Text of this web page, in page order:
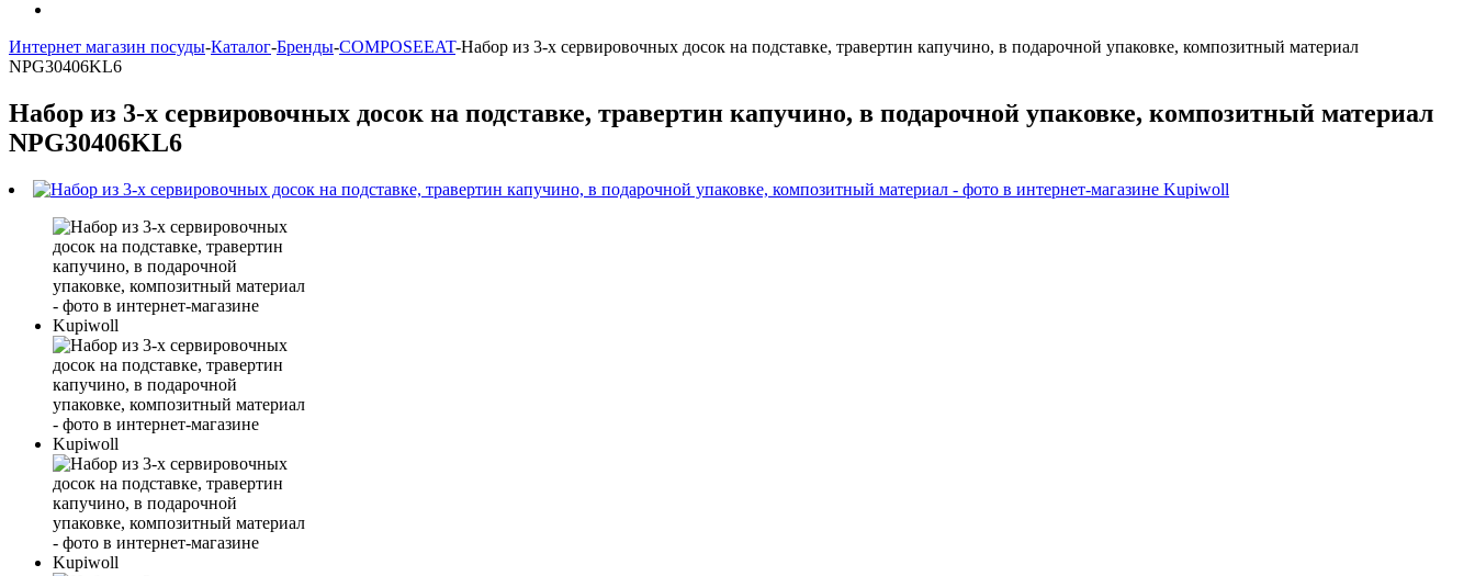
Интернет магазин посуды-Каталог-Бренды-COMPOSEEAT-Набор из 3-х сервировочных досок на подставке, травертин капучино, в подарочной упаковке, композитный материал
NPG30406KL6
Набор из 3-х сервировочных досок на подставке, травертин капучино, в подарочной упаковке, композитный материал
NPG30406KL6